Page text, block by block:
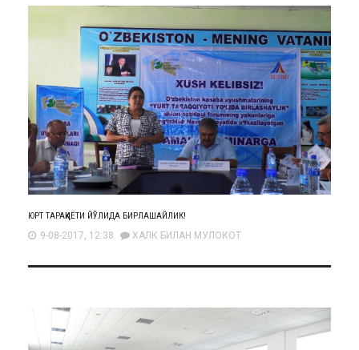
ЮРТ ТАРАҚҚИЁТИ ЙЎЛИДА БИРЛАШАЙЛИК!
9-08-2017, 12:38 ХАЛК БИЛАН МУЛОКОТ